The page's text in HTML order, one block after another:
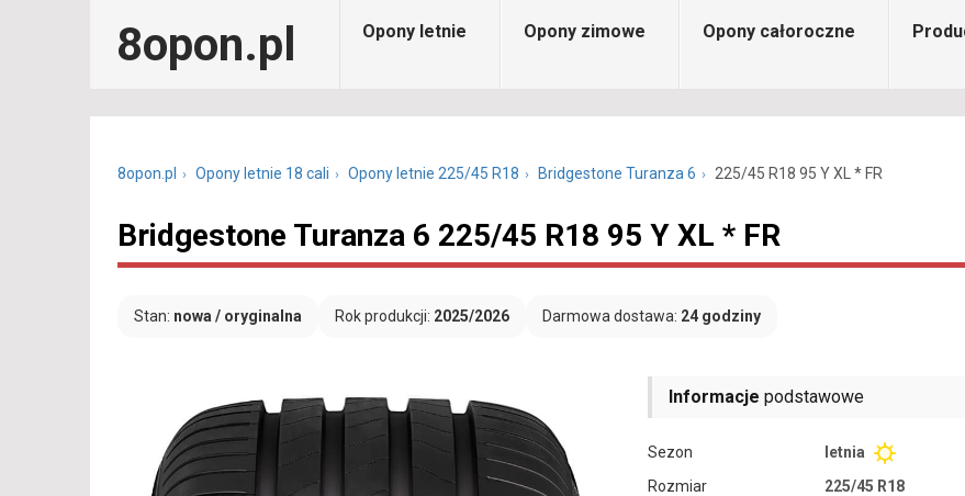
8opon.pl Opony letnie Opony zimowe Opony całoroczne
8opon.pl Opony letnie 18 cali Opony letnie 225/45 R18 Bridgestone Turanza 6 225/45 R18 95 Y XL * FR
Bridgestone Turanza 6 225/45 R18 95 Y XL * FR
Stan: nowa / oryginalna Rok produkcji: 2025/2026 Darmowa dostawa: 24 godziny
Informacje podstawowe
Sezon
letnia
Rozmiar
225/45 R18